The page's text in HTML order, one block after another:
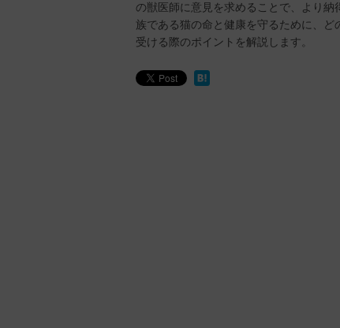
の獣医師に意見を求めることで、より
族である猫の命と健康を守るために、
受ける際のポイントを解説します。